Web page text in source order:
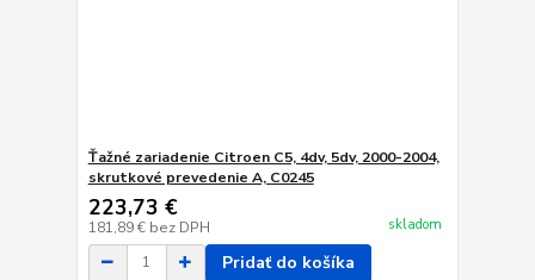
Ťažné zariadenie Citroen C5, 4dv, 5dv, 2000-2004,
skrutkové prevedenie A, C0245
223,73 €
181,89 € bez DPH skladom
Pridať do košíka